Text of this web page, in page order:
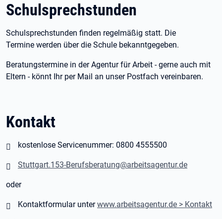
Schulsprechstunden
Schulsprechstunden finden regelmäßig statt. Die
Termine werden über die Schule bekanntgegeben.
Beratungstermine in der Agentur für Arbeit - gerne auch mit
Eltern - könnt Ihr per Mail an unser Postfach vereinbaren.
Kontakt
kostenlose Servicenummer: 0800 4555500
Stuttgart.153-Berufsberatung@arbeitsagentur.de
oder
Kontaktformular unterwww.arbeitsagentur.de > Kontakt